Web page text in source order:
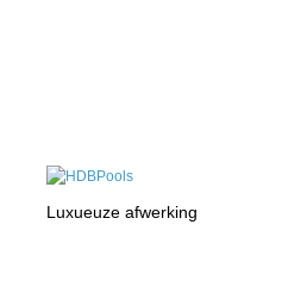
Luxueuze afwerking